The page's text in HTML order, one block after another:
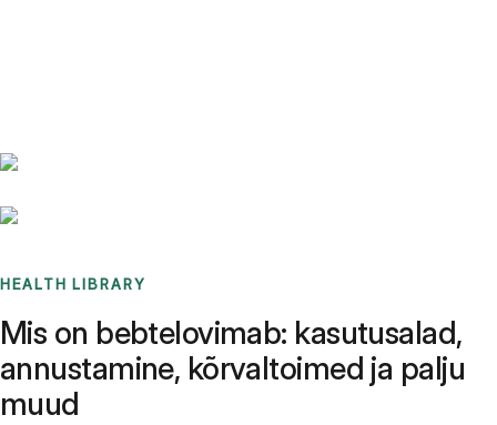
HEALTH LIBRARY
Mis on bebtelovimab: kasutusalad,
annustamine, kõrvaltoimed ja palju
muud